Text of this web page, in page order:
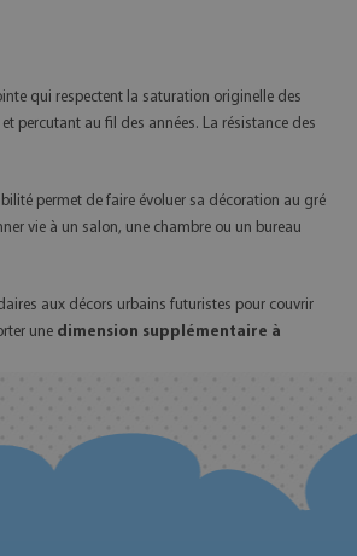
qui respectent la saturation originelle des
percutant au fil des années. La résistance des
permet de faire évoluer sa décoration au gré
vie à un salon, une chambre ou un bureau
aux décors urbains futuristes pour couvrir
une dimension supplémentaire à